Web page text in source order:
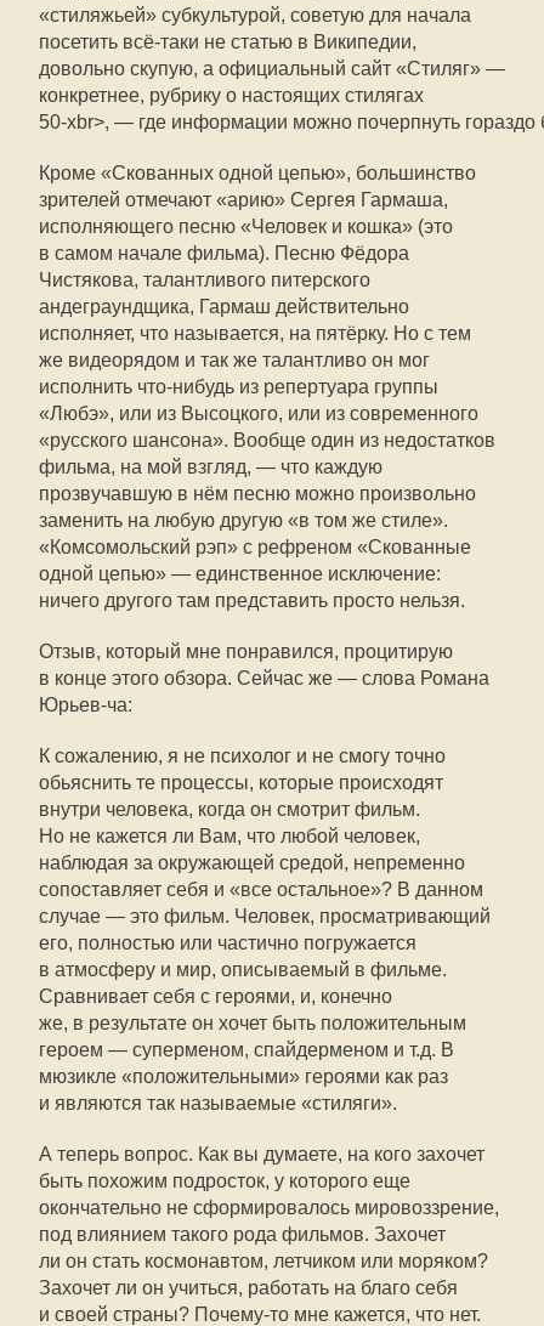
«стиляжьей» субкультурой, советую для начала
посетить всё-таки не статью в Википедии,
довольно скупую, а официальный сайт «Стиляг» —
конкретнее, рубрику о настоящих стилягах
50-хbr>, — где информации можно почерпнуть гораздо
Кроме «Скованных одной цепью», большинство
зрителей отмечают «арию» Сергея Гармаша,
исполняющего песню «Человек и кошка» (это
в самом начале фильма). Песню Фёдора
Чистякова, талантливого питерского
андеграундщика, Гармаш действительно
исполняет, что называется, на пятёрку. Но с тем
же видеорядом и так же талантливо он мог
исполнить что-нибудь из репертуара группы
«Любэ», или из Высоцкого, или из современного
«русского шансона». Вообще один из недостатков
фильма, на мой взгляд, — что каждую
прозвучавшую в нём песню можно произвольно
заменить на любую другую «в том же стиле».
«Комсомольский рэп» с рефреном «Скованные
одной цепью» — единственное исключение:
ничего другого там представить просто нельзя.
Отзыв, который мне понравился, процитирую
в конце этого обзора. Сейчас же — слова Романа
Юрьев-ча:
К сожалению, я не психолог и не смогу точно
обьяснить те процессы, которые происходят
внутри человека, когда он смотрит фильм.
Но не кажется ли Вам, что любой человек,
наблюдая за окружающей средой, непременно
сопоставляет себя и «все остальное»? В данном
случае — это фильм. Человек, просматривающий
его, полностью или частично погружается
в атмосферу и мир, описываемый в фильме.
Сравнивает себя с героями, и, конечно
же, в результате он хочет быть положительным
героем — суперменом, спайдерменом и т.д. В
мюзикле «положительными» героями как раз
и являются так называемые «стиляги».
А теперь вопрос. Как вы думаете, на кого захочет
быть похожим подросток, у которого еще
окончательно не сформировалось мировоззрение,
под влиянием такого рода фильмов. Захочет
ли он стать космонавтом, летчиком или моряком?
Захочет ли он учиться, работать на благо себя
и своей страны? Почему-то мне кажется, что нет.